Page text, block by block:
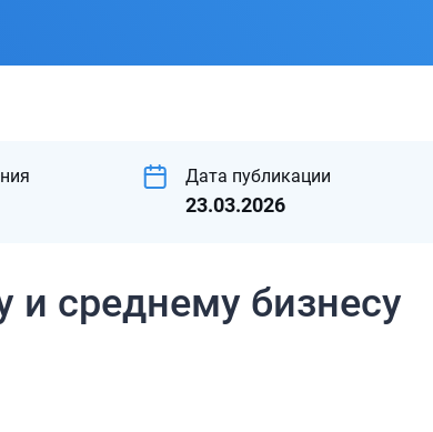
Дата публикации
23.03.2026
среднему бизнесу